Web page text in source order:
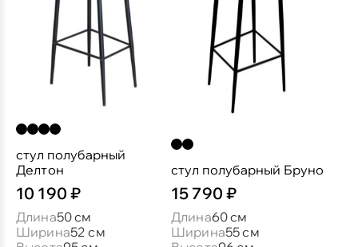
стул полубарный
Делтон
10 190 ₽
Длина50 см
Ширина52 см
стул полубарный Бруно
15 790 ₽
Длина60 см
Ширина55 см